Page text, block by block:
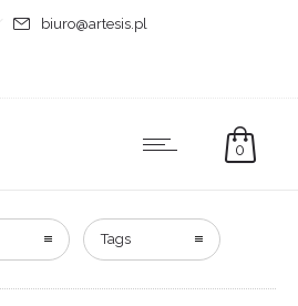
biuro@artesis.pl
0
Tags